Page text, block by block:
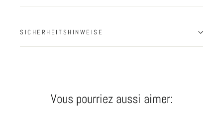
SICHERHEITSHINWEISE
Vous pourriez aussi aimer: